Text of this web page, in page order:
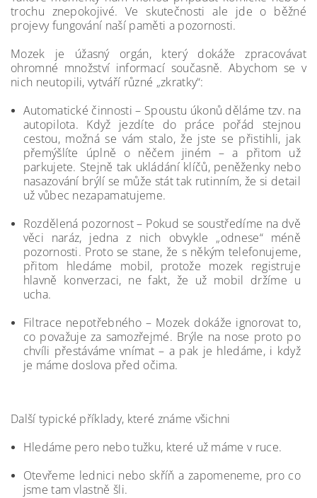
trochu znepokojivé. Ve skutečnosti ale jde o běžné
projevy fungování naší paměti a pozornosti.
Mozek je úžasný orgán, který dokáže zpracovávat
ohromné množství informací současně. Abychom se v
nich neutopili, vytváří různé „zkratky“:
Automatické činnosti – Spoustu úkonů děláme tzv. na
autopilota. Když jezdíte do práce pořád stejnou
cestou, možná se vám stalo, že jste se přistihli, jak
přemýšlíte úplně o něčem jiném – a přitom už
parkujete. Stejně tak ukládání klíčů, peněženky nebo
nasazování brýlí se může stát tak rutinním, že si detail
už vůbec nezapamatujeme.
Rozdělená pozornost – Pokud se soustředíme na dvě
věci naráz, jedna z nich obvykle „odnese“ méně
pozornosti. Proto se stane, že s někým telefonujeme,
přitom hledáme mobil, protože mozek registruje
hlavně konverzaci, ne fakt, že už mobil držíme u
ucha.
Filtrace nepotřebného – Mozek dokáže ignorovat to,
co považuje za samozřejmé. Brýle na nose proto po
chvíli přestáváme vnímat – a pak je hledáme, i když
je máme doslova před očima.
Další typické příklady, které známe všichni
Hledáme pero nebo tužku, které už máme v ruce.
Otevřeme lednici nebo skříň a zapomeneme, pro co
jsme tam vlastně šli.